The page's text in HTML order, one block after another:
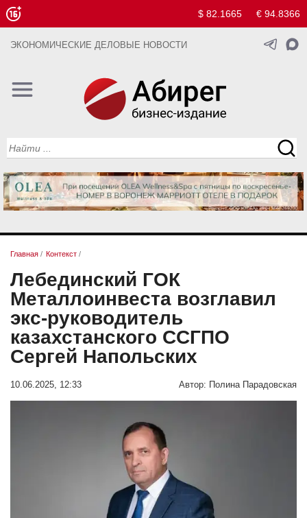
$ 82.1665 € 94.8366
ЭКОНОМИЧЕСКИЕ ДЕЛОВЫЕ НОВОСТИ
Главная / Контекст /
Лебединский ГОК
Металлоинвеста возглавил
экс-руководитель
казахстанского ССГПО
Сергей Напольских
10.06.2025, 12:33 Автор: Полина Парадовская